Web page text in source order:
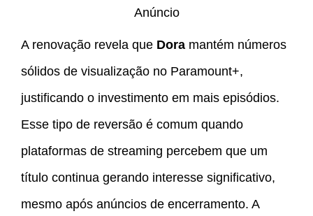
Anúncio
A renovação revela que Dora mantém números
sólidos de visualização no Paramount+,
justificando o investimento em mais episódios.
Esse tipo de reversão é comum quando
plataformas de streaming percebem que um
título continua gerando interesse significativo,
mesmo após anúncios de encerramento. A